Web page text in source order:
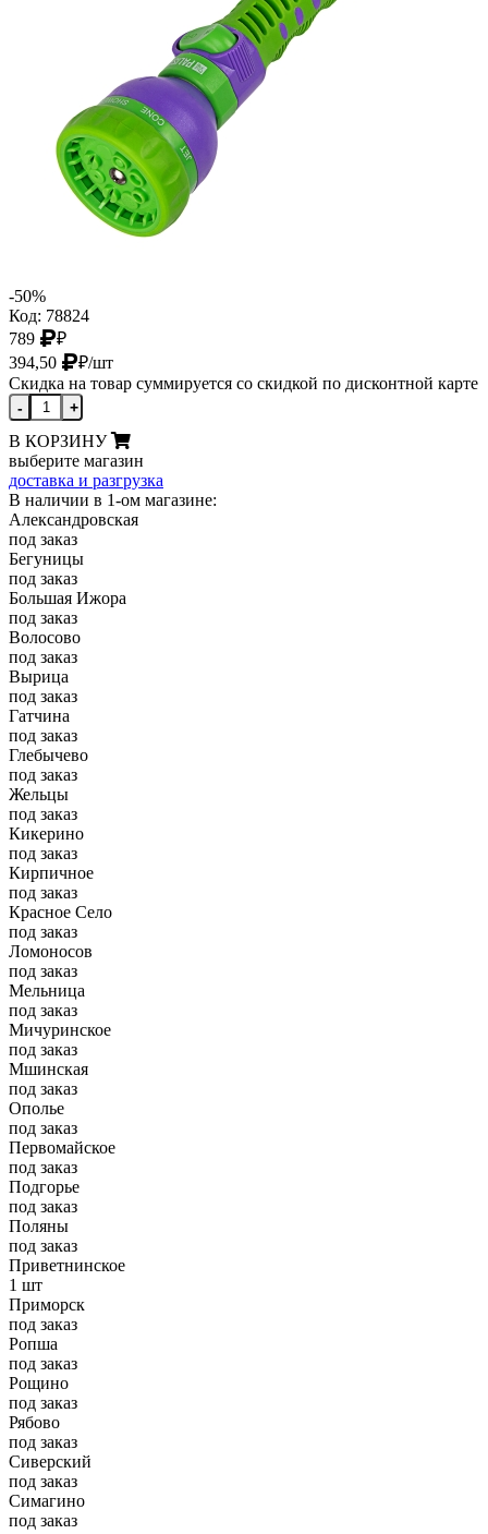
-50%
Код: 78824
789
₽
394,50
₽/шт
Скидка на товар суммируется со скидкой по дисконтной карте
- +
В КОРЗИНУ
выберите магазин
доставка и разгрузка
В наличии в 1-ом магазине:
Александровская
под заказ
Бегуницы
под заказ
Большая Ижора
под заказ
Волосово
под заказ
Вырица
под заказ
Гатчина
под заказ
Глебычево
под заказ
Жельцы
под заказ
Кикерино
под заказ
Кирпичное
под заказ
Красное Село
под заказ
Ломоносов
под заказ
Мельница
под заказ
Мичуринское
под заказ
Мшинская
под заказ
Ополье
под заказ
Первомайское
под заказ
Подгорье
под заказ
Поляны
под заказ
Приветнинское
1 шт
Приморск
под заказ
Ропша
под заказ
Рощино
под заказ
Рябово
под заказ
Сиверский
под заказ
Симагино
под заказ